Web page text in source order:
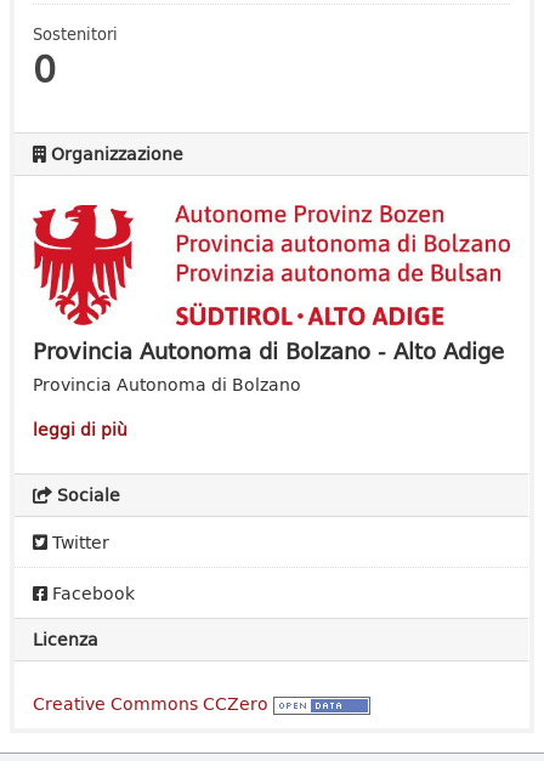
Sostenitori
0
Organizzazione
Provincia Autonoma di Bolzano - Alto Adige
Provincia Autonoma di Bolzano
leggi di più
Sociale
Twitter
Facebook
Licenza
Creative Commons CCZero